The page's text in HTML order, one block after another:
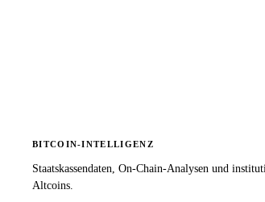
BITCOIN-INTELLIGENZ
Staatskassendaten, On-Chain-Analysen und
Altcoins.